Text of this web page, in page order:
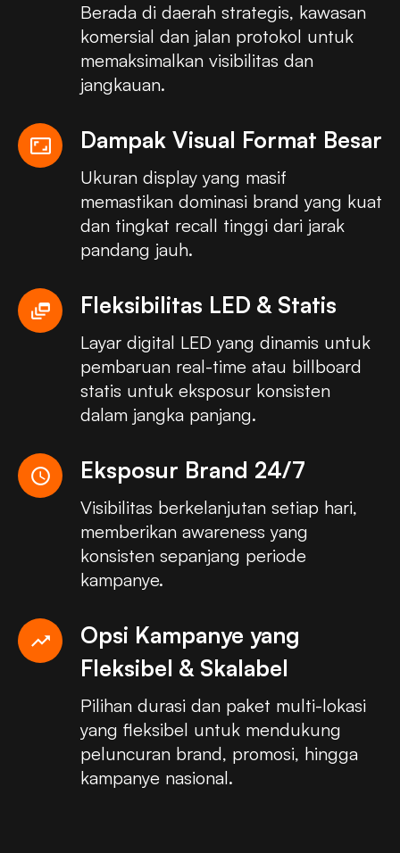
Berada di daerah strategis, kawasan
komersial dan jalan protokol untuk
memaksimalkan visibilitas dan
jangkauan.
aspect_ratio Dampak Visual Format Besar
Ukuran display yang masif
memastikan dominasi brand yang kuat
dan tingkat recall tinggi dari jarak
pandang jauh.
dynamic_feed Fleksibilitas LED & Statis
Layar digital LED yang dinamis untuk
pembaruan real-time atau billboard
statis untuk eksposur konsisten
dalam jangka panjang.
schedule Eksposur Brand 24/7
Visibilitas berkelanjutan setiap hari,
memberikan awareness yang
konsisten sepanjang periode
kampanye.
trending_up
Opsi Kampanye yang
Fleksibel & Skalabel
Pilihan durasi dan paket multi-lokasi
yang fleksibel untuk mendukung
peluncuran brand, promosi, hingga
kampanye nasional.